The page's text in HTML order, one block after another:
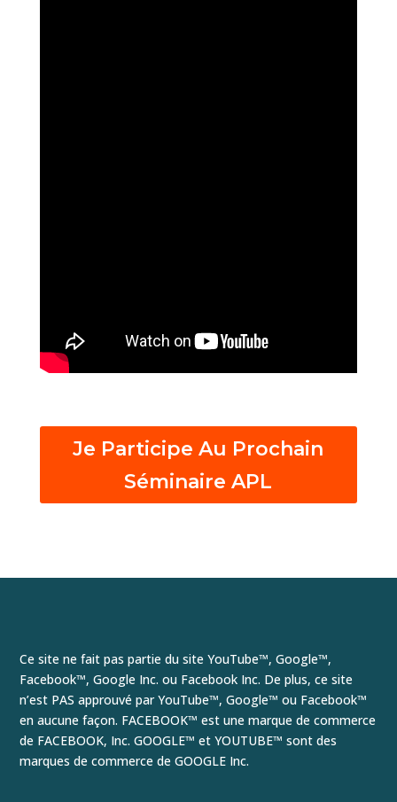
Je Participe Au Prochain
Séminaire APL
Ce site ne fait pas partie du site YouTube™, Google™,
Facebook™, Google Inc. ou Facebook Inc. De plus, ce site
n’est PAS approuvé par YouTube™, Google™ ou Facebook™
en aucune façon. FACEBOOK™ est une marque de commerce
de FACEBOOK, Inc. GOOGLE™ et YOUTUBE™ sont des
marques de commerce de GOOGLE Inc.